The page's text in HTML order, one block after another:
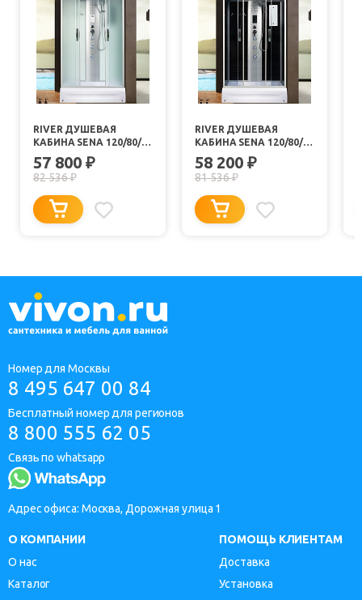
RIVER ДУШЕВАЯ
КАБИНА SENA 120/80/26
МТ
57 800 ₽
82 536₽
RIVER ДУШЕВАЯ
КАБИНА SENA 120/80/26
TH
58 200 ₽
81 536₽
Номер для Москвы
8 495 647 00 84
Бесплатный номер для регионов
8 800 555 62 05
Связь по whatsapp
Адрес офиса: Москва, Дорожная улица 1
О КОМПАНИИ
О нас
Каталог
ПОМОЩЬ КЛИЕНТАМ
Доставка
Установка